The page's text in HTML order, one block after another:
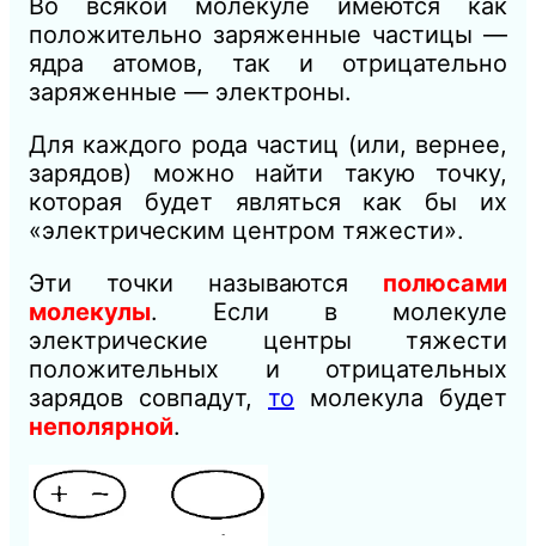
положительно заряженные частицы —
ядра атомов, так и отрицательно
заряженные — электроны.
Для каждого рода частиц (или, вернее,
зарядов) можно найти такую точку,
которая будет являться как бы их
«электрическим центром тяжести».
Эти точки называются полюсами
молекулы. Если в молекуле
электрические центры тяжести
положительных и отрицательных
зарядов совпадут, то молекула будет
неполярной.